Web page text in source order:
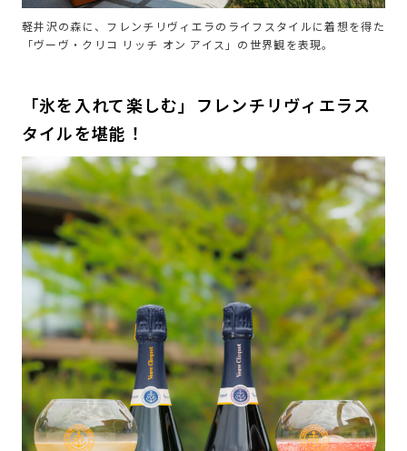
軽井沢の森に、フレンチリヴィエラのライフスタイルに着想を得た
「ヴーヴ・クリコ リッチ オン アイス」の世界観を表現。
「氷を入れて楽しむ」フレンチリヴィエラス
タイルを堪能！